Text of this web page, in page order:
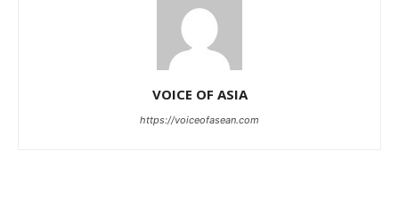
VOICE OF ASIA
https://voiceofasean.com